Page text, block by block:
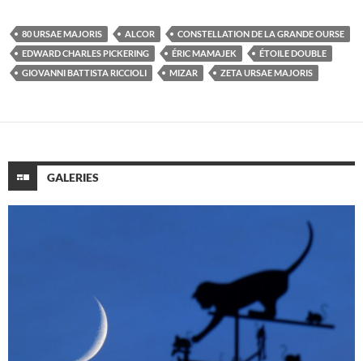
80 URSAE MAJORIS ALCOR
CONSTELLATION DE LA GRANDE OURSE
EDWARD CHARLES PICKERING
ÉRIC MAMAJEK
ÉTOILE DOUBLE
GIOVANNI BATTISTA RICCIOLI
MIZAR ZETA URSAE MAJORIS
GALERIES